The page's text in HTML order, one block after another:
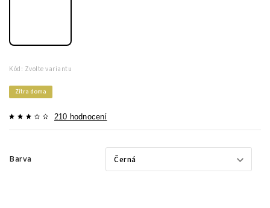
Kód: Zvolte variantu
Zítra doma
210 hodnocení
Barva